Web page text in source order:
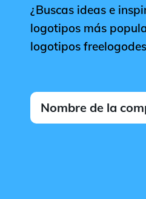
¿Buscas ideas e
logotipos más
logotipos